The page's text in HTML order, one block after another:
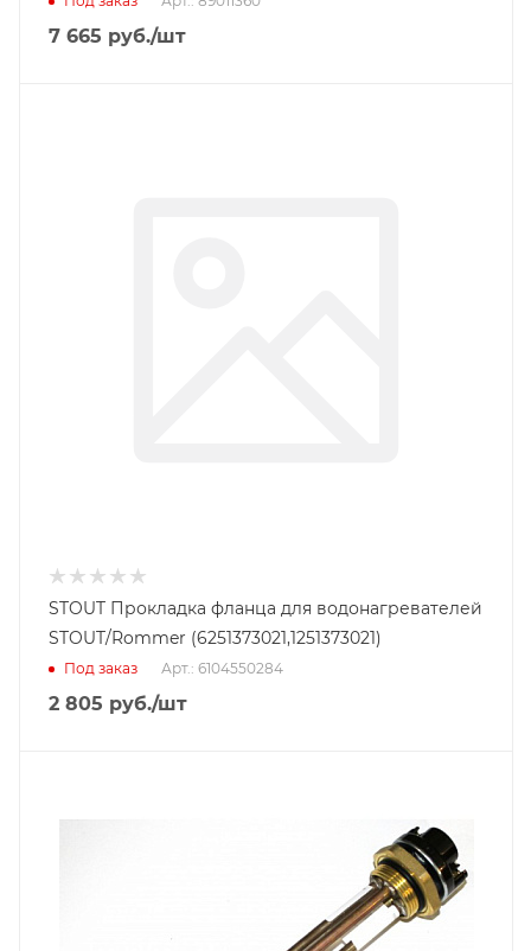
7 665 руб./шт
STOUT Прокладка фланца для водонагревателей
STOUT/Rommer (6251373021,1251373021)
Под заказ Арт.: 6104550284
2 805 руб./шт